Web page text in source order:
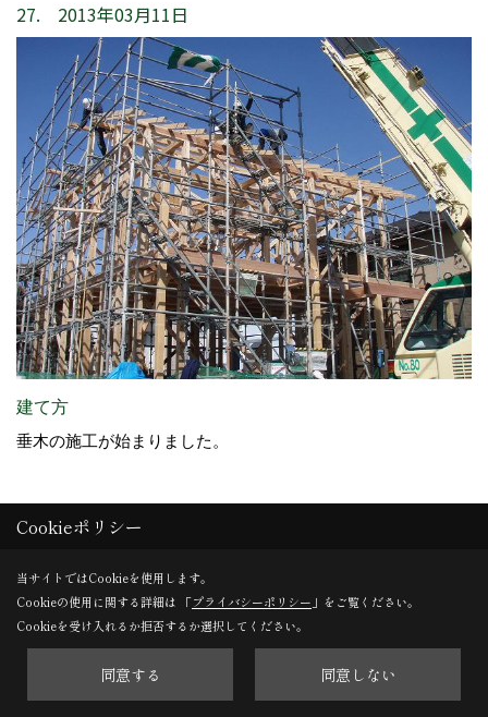
27. 2013年03月11日
建て方
垂木の施工が始まりました。
28. 2013年03月11日
Cookieポリシー
当サイトではCookieを使用します。
Cookieの使用に関する詳細は 「プライバシーポリシー 」をご覧ください。
Cookieを受け入れるか拒否するか選択してください。
同意する 同意しない